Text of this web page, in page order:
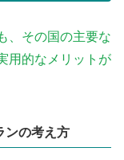
、その国の主要な
用的なメリットが
ンの考え方